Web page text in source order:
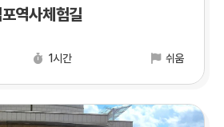
역사체험길
1시간 쉬움